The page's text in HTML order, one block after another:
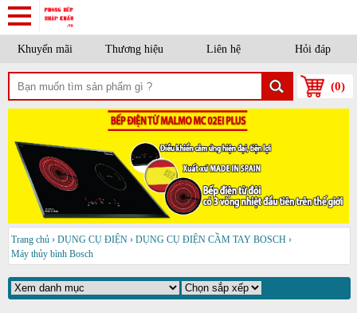
Khuyến mãi Thương hiệu Liên hệ Hỏi đáp
(0)
Trang chủ › DỤNG CỤ ĐIỆN › DỤNG CỤ ĐIỆN CẦM TAY BOSCH ›
Máy thủy bình Bosch